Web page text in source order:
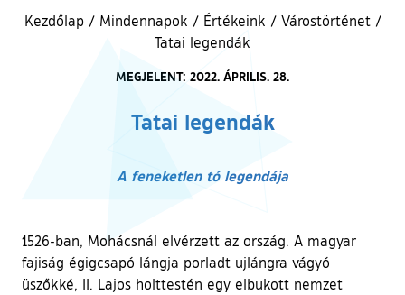
Kezdőlap / Mindennapok / Értékeink / Várostörténet /
Tatai legendák
MEGJELENT: 2022. ÁPRILIS. 28.
Tatai legendák
A feneketlen tó legendája
1526-ban, Mohácsnál elvérzett az ország. A magyar
fajiság égigcsapó lángja porladt ujlángra vágyó
üszőkké, II. Lajos holttestén egy elbukott nemzet